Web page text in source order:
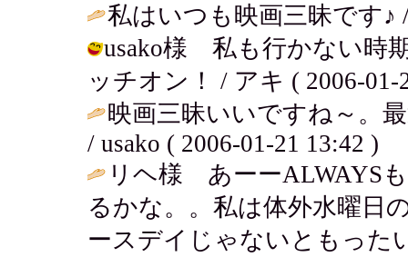
私はいつも映画三昧です♪
usako様 私も行かない時
ッチオン！ / アキ ( 2006-01-
映画三昧いいですね～。
/ usako ( 2006-01-21 13:42 )
リヘ様 あーーALWAYS
るかな。。私は体外水曜日
ースデイじゃないともった